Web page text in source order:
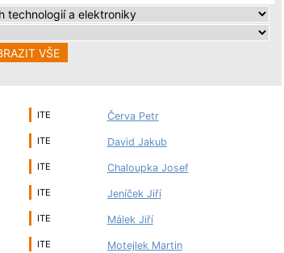
ITE Červa Petr
ITE David Jakub
ITE Chaloupka Josef
ITE Jeníček Jiří
ITE Málek Jiří
ITE Motejlek Martin